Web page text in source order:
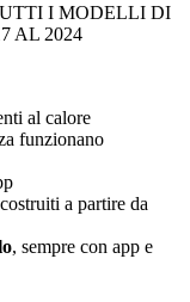
I MODELLI DI
AL 2024
al calore
funzionano
a partire da
, sempre con app e